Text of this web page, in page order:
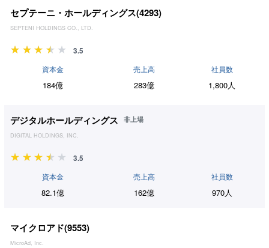
セプテーニ・ホールディングス(4293)
SEPTENI HOLDINGS CO., LTD.
3.5
資本金
184億
売上高
283億
社員数
1,800人
デジタルホールディングス 非上場
DIGITAL HOLDINGS, INC.
3.5
資本金
82.1億
売上高
162億
社員数
970人
マイクロアド(9553)
MicroAd, Inc.